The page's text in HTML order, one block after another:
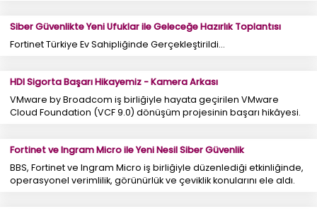
Siber Güvenlikte Yeni Ufuklar ile Geleceğe Hazırlık Toplantısı
Fortinet Türkiye Ev Sahipliğinde Gerçekleştirildi...
HDI Sigorta Başarı Hikayemiz - Kamera Arkası
VMware by Broadcom iş birliğiyle hayata geçirilen VMware
Cloud Foundation (VCF 9.0) dönüşüm projesinin başarı hikâyesi.
Fortinet ve Ingram Micro ile Yeni Nesil Siber Güvenlik
BBS, Fortinet ve Ingram Micro iş birliğiyle düzenlediği etkinliğinde,
operasyonel verimlilik, görünürlük ve çeviklik konularını ele aldı.